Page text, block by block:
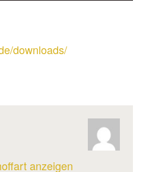
downloads/
anzeigen